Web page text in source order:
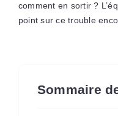
comment en sortir ?
point sur ce trouble
Sommaire